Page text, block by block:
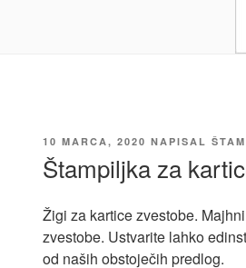
OBJAVLJENO
DNE
10 MARCA, 2020 NAPISAL
Štampiljka za
Žigi za kartice zvestobe.
zvestobe. Ustvarite lahko
od naših obstoječih predlog.